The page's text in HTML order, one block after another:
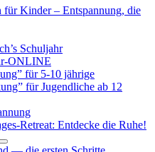
Kinder – Entspannung, die
Schuljahr
ONLINE
für 5-10 jährige
für Jugendliche ab 12
Retreat: Entdecke die Ruhe!